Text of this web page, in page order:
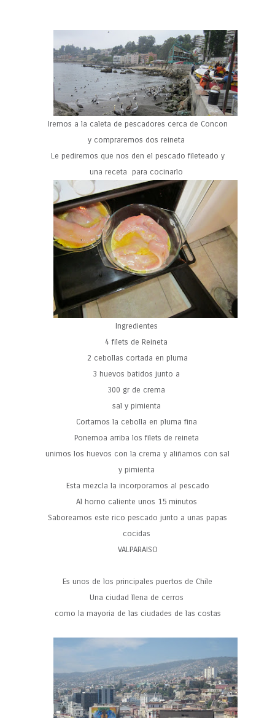
Iremos a la caleta de pescadores cerca de Concon
y compraremos dos reineta
Le pediremos que nos den el pescado fileteado y
una receta para cocinarlo
Ingredientes
4 filets de Reineta
2 cebollas cortada en pluma
3 huevos batidos junto a
300 gr de crema
sal y pimienta
Cortamos la cebolla en pluma fina
Ponemoa arriba los filets de reineta
unimos los huevos con la crema y aliñamos con sal
y pimienta
Esta mezcla la incorporamos al pescado
Al horno caliente unos 15 minutos
Saboreamos este rico pescado junto a unas papas
cocidas
VALPARAISO
Es unos de los principales puertos de Chile
Una ciudad llena de cerros
como la mayoria de las ciudades de las costas